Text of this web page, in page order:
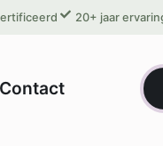
20+ jaar
Contact